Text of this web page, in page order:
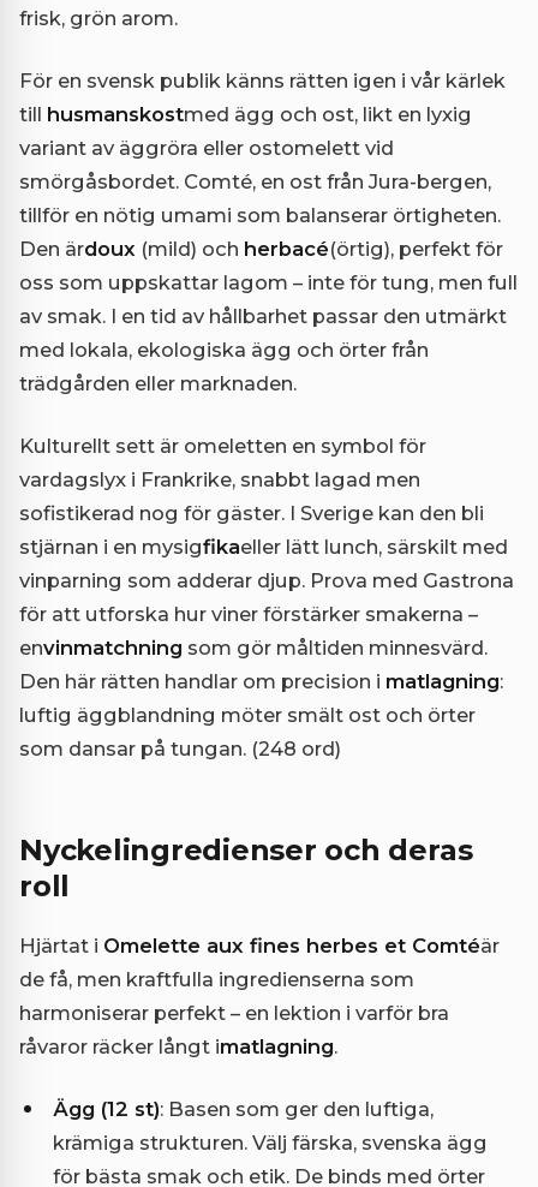
frisk, grön arom.
För en svensk publik känns rätten igen i vår kärlek
till husmanskostmed ägg och ost, likt en lyxig
variant av äggröra eller ostomelett vid
smörgåsbordet. Comté, en ost från Jura-bergen,
tillför en nötig umami som balanserar örtigheten.
Den ärdoux (mild) och herbacé(örtig), perfekt för
oss som uppskattar lagom – inte för tung, men full
av smak. I en tid av hållbarhet passar den utmärkt
med lokala, ekologiska ägg och örter från
trädgården eller marknaden.
Kulturellt sett är omeletten en symbol för
vardagslyx i Frankrike, snabbt lagad men
sofistikerad nog för gäster. I Sverige kan den bli
stjärnan i en mysigfikaeller lätt lunch, särskilt med
vinparning som adderar djup. Prova med Gastrona
för att utforska hur viner förstärker smakerna –
envinmatchning som gör måltiden minnesvärd.
Den här rätten handlar om precision i matlagning:
luftig äggblandning möter smält ost och örter
som dansar på tungan. (248 ord)
Nyckelingredienser och deras
roll
Hjärtat i Omelette aux fines herbes et Comtéär
de få, men kraftfulla ingredienserna som
harmoniserar perfekt – en lektion i varför bra
råvaror räcker långt imatlagning.
Ägg (12 st): Basen som ger den luftiga,
krämiga strukturen. Välj färska, svenska ägg
för bästa smak och etik. De binds med örter